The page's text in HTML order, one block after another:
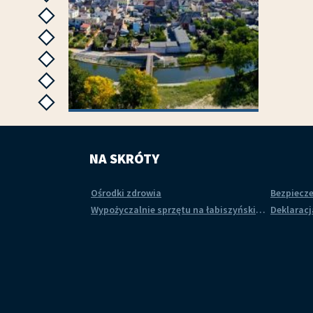
następne
następne
następne
następne
następne
następne
NA SKRÓTY
Ośrodki zdrowia
Wypożyczalnie sprzętu na łabiszyńskiej wyspie